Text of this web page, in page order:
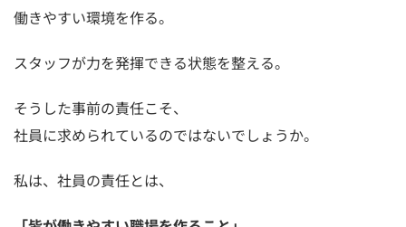
働きやすい環境を作る。
スタッフが力を発揮できる状態を整える。
そうした事前の責任こそ、
社員に求められているのではないでしょうか。
私は、社員の責任とは、